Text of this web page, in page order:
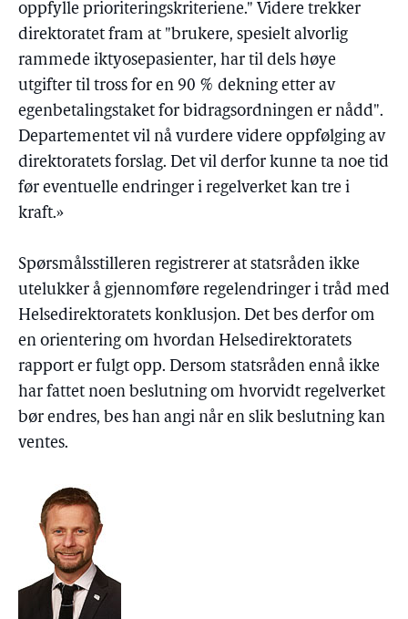
oppfylle prioriteringskriteriene." Videre trekker
direktoratet fram at "brukere, spesielt alvorlig
rammede iktyosepasienter, har til dels høye
utgifter til tross for en 90 % dekning etter av
egenbetalingstaket for bidragsordningen er nådd".
Departementet vil nå vurdere videre oppfølging av
direktoratets forslag. Det vil derfor kunne ta noe tid
før eventuelle endringer i regelverket kan tre i
kraft.»
Spørsmålsstilleren registrerer at statsråden ikke
utelukker å gjennomføre regelendringer i tråd med
Helsedirektoratets konklusjon. Det bes derfor om
en orientering om hvordan Helsedirektoratets
rapport er fulgt opp. Dersom statsråden ennå ikke
har fattet noen beslutning om hvorvidt regelverket
bør endres, bes han angi når en slik beslutning kan
ventes.